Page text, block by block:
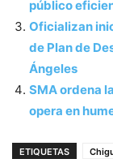
público
Oficializan
de Plan de
Ángeles
SMA ordena
opera en
ETIQUETAS